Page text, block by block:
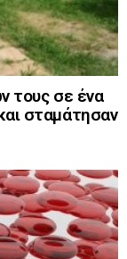
τους σε ένα
σταμάτησαν